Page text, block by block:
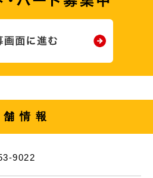
舗情報
9022